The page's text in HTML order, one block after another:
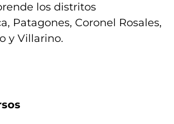
los distritos
Patagones, Coronel Rosales,
y Villarino.